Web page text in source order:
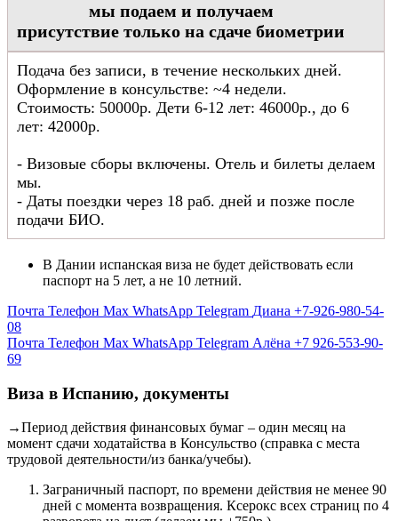
мы подаем и получаем
присутствие только на сдаче биометрии
Подача без записи, в течение нескольких дней.
Оформление в консульстве: ~4 недели.
Стоимость: 50000р. Дети 6-12 лет: 46000р., до 6
лет: 42000р.
- Визовые сборы включены. Отель и билеты делаем
мы.
- Даты поездки через 18 раб. дней и позже после
подачи БИО.
В Дании испанская виза не будет действовать если
паспорт на 5 лет, а не 10 летний.
Почта Телефон Max WhatsApp Telegram Диана +7-926-980-54-
08
Почта Телефон Max WhatsApp Telegram Алёна +7 926-553-90-
69
Виза в Испанию, документы
→Период действия финансовых бумаг – один месяц на
момент сдачи ходатайства в Консульство (справка с места
трудовой деятельности/из банка/учебы).
Заграничный паспорт, по времени действия не менее 90
дней с момента возвращения. Ксерокс всех страниц по 4